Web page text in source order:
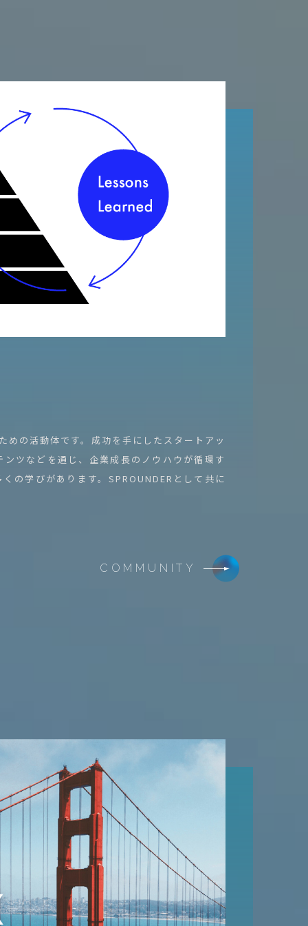
めの活動体です。成功を手にしたスタートアッ
ツなどを通じ、企業成長のノウハウが循環す
の学びがあります。SPROUNDERとして共に
COMMUNITY